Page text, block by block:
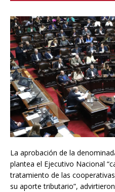
La aprobación de la
plantea el Ejecutivo Nacional
tratamiento de las
su aporte tributario”,